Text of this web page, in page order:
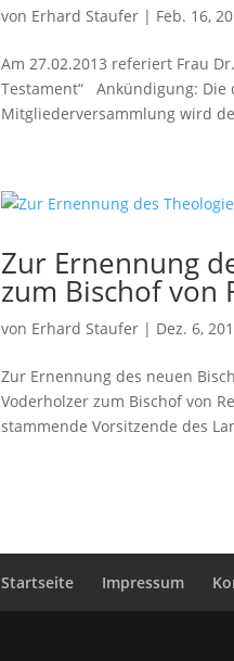
von Erhard Staufer | Feb. 16,
Am 27.02.2013 referiert Frau
Testament“ Ankündigung: Die
Mitgliederversammlung wird
Zur Ernennung
zum Bischof von
von Erhard Staufer | Dez. 6,
Zur Ernennung des neuen
Voderholzer zum Bischof von
stammende Vorsitzende des
Startseite Impressum